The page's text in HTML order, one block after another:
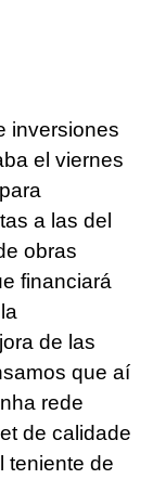
inversiones
el viernes
a las del
obras
financiará
de las
que aí
rede
de calidade
teniente de